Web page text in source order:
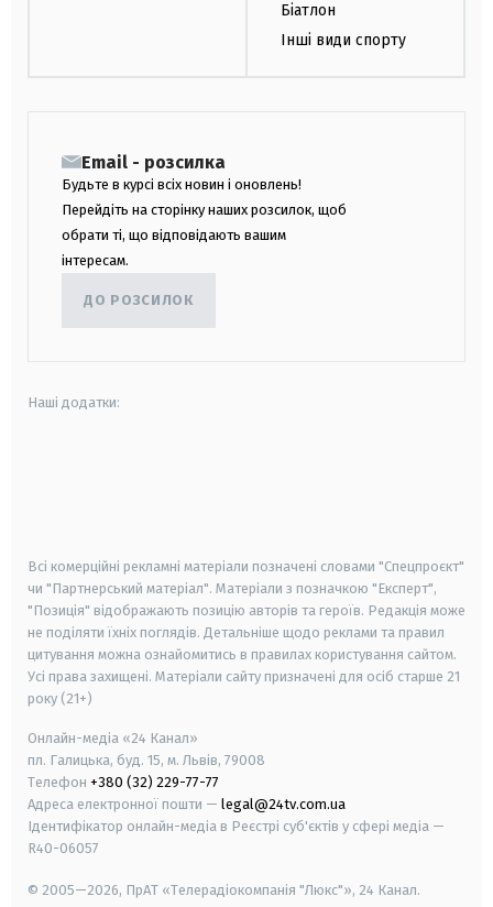
Біатлон
Інші види спорту
Email - розсилка
Будьте в курсі всіх новин і оновлень!
Перейдіть на сторінку наших розсилок, щоб
обрати ті, що відповідають вашим
інтересам.
ДО РОЗСИЛОК
Наші додатки:
Всі комерційні рекламні матеріали позначені словами "Спецпроєкт"
чи "Партнерський матеріал". Матеріали з позначкою "Експерт",
"Позиція" відображають позицію авторів та героїв. Редакція може
не поділяти їхніх поглядів. Детальніше щодо реклами та правил
цитування можна ознайомитись в правилах користування сайтом.
Усі права захищені. Матеріали сайту призначені для осіб старше 21
року (21+)
Онлайн-медіа «24 Канал»
пл. Галицька, буд. 15, м. Львів, 79008
Телефон +380 (32) 229-77-77
Адреса електронної пошти — legal@24tv.com.ua
Ідентифікатор онлайн-медіа в Реєстрі суб'єктів у сфері медіа —
R40-06057
© 2005—2026, ПрАТ «Телерадіокомпанія "Люкс"», 24 Канал.